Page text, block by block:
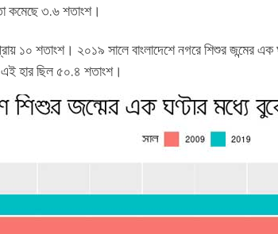
কমেছে ৩.৬ শতাংশ।
১০ শতাংশ। ২০১৯ সালে বাংলাদেশে নগরে শিশুর জন্মের এক
হার ছিল ৫০.৪ শতাংশ।